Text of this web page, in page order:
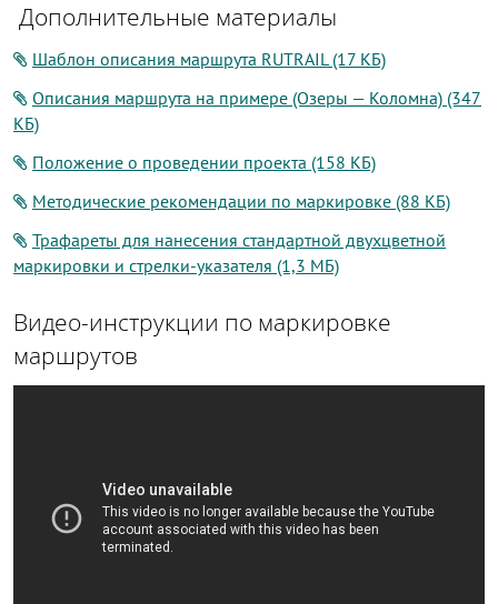
Дополнительные материалы
Шаблон описания маршрута RUTRAIL (17 КБ)
Описания маршрута на примере (Озеры — Коломна) (347
КБ)
Положение о проведении проекта (158 КБ)
Методические рекомендации по маркировке (88 КБ)
Трафареты для нанесения стандартной двухцветной
маркировки и стрелки-указателя (1,3 МБ)
Видео-инструкции по маркировке
маршрутов